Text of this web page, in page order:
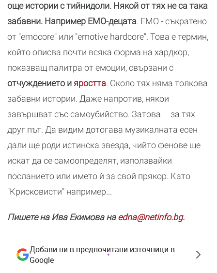
още истории с тийнидоли. Някой от тях не са така
забавни. Например ЕМО-децата. ЕМО - съкратено
от "emocorе" или "emotive hardcore". Това е термин,
който описва почти всяка форма на хардкор,
показващ палитра от емоции, свързани с
отчуждението и яростта. Около тях няма толкова
забавни истории. Даже напротив, някои
завършват със самоубийство. Затова – за тях
друг път. Да видим дотогава музикалната есен
дали ще роди истинска звезда, чийто фенове ще
искат да се самоопределят, използвайки
посланието или името ѝ за свой прякор. Като
"Крисковисти" например...
Пишете на Ива Екимова наedna@netinfo.bg.
Добави ни в предпочитани източници в
Google